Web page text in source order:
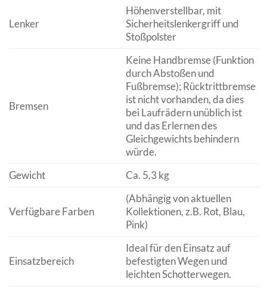
Lenker
Höhenverstellbar, mit
Sicherheitslenkergriff und
Stoßpolster
Bremsen
Keine Handbremse (Funktion
durch Abstoßen und
Fußbremse); Rücktrittbremse
ist nicht vorhanden, da dies
bei Laufrädern unüblich ist
und das Erlernen des
Gleichgewichts behindern
würde.
Gewicht
Ca. 5,3 kg
Verfügbare Farben
(Abhängig von aktuellen
Kollektionen, z.B. Rot, Blau,
Pink)
Einsatzbereich
Ideal für den Einsatz auf
befestigten Wegen und
leichten Schotterwegen.